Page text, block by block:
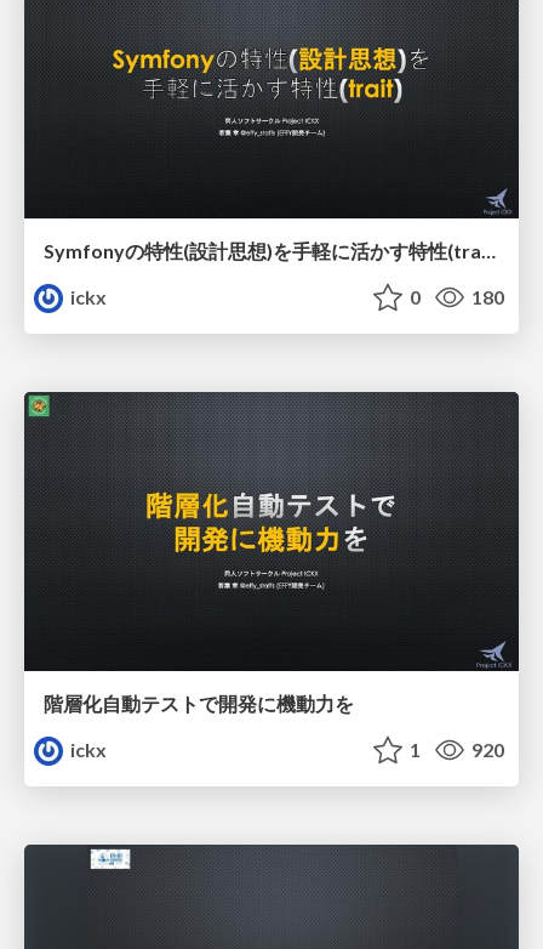
Symfonyの特性(設計思想)を手軽に活かす特性(trait)
ickx
0 180
階層化自動テストで開発に機動力を
ickx
1 920